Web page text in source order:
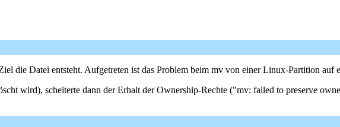
die Datei entsteht. Aufgetreten ist das Problem beim mv von einer Linux-Partition auf
wird), scheiterte dann der Erhalt der Ownership-Rechte ("mv: failed to preserve